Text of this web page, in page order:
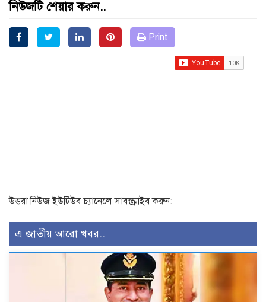
নিউজটি শেয়ার করুন..
Print
উত্তরা নিউজ ইউটিউব চ্যানেলে সাবস্ক্রাইব করুন:
এ জাতীয় আরো খবর..